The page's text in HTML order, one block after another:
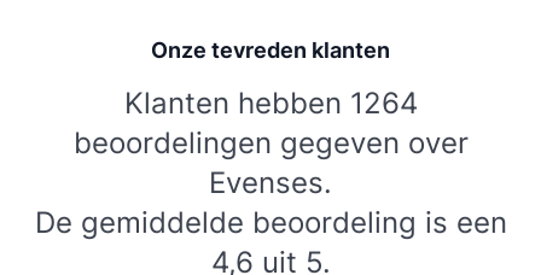
Onze tevreden klanten
Klanten hebben 1264
beoordelingen gegeven over
Evenses.
De gemiddelde beoordeling is een
4,6 uit 5.